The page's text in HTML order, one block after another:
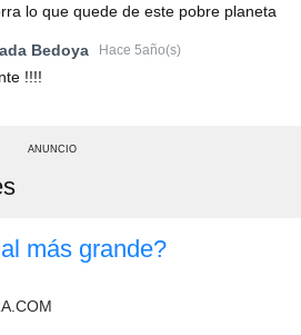
lo que quede de este pobre planeta
Bedoya Hace 5año(s)
!!!!
ANUNCIO
más grande?